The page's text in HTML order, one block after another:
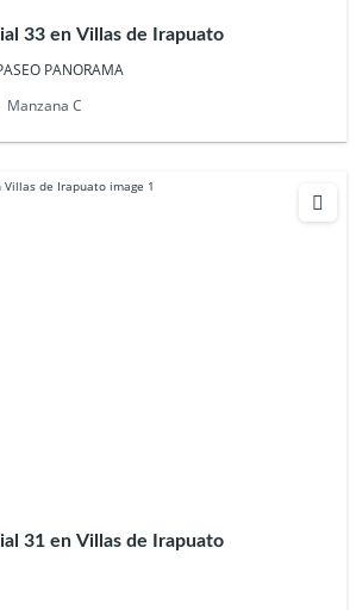
33 en Villas de Irapuato
PANORAMA
Manzana C
31 en Villas de Irapuato